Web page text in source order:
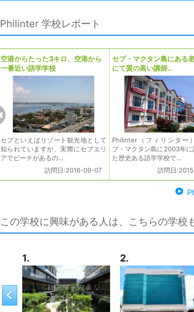
Philinter 学校レポート
空港からたった3キロ、空港から
一番近い語学学校
セブといえばリゾート観光地として
知られていますが、実際にセブエリ
アでビーチがあるの…
訪問日:2016-09-07
セブ・マクタン島にある
にて質の高い講師…
Philinter（フィリンター
ブ・マクタン島に2003年に
た歴史ある語学学校で…
訪問日
この学校に興味がある人は、こちらの学校
1. 2.